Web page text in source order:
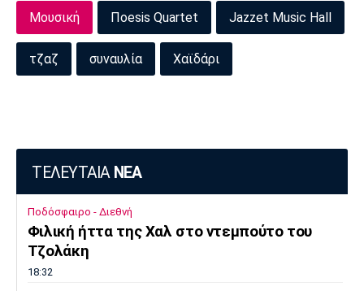
Μουσική Πoesis Quartet Jazzet Music Hall
τζαζ συναυλία Χαϊδάρι
ΤΕΛΕΥΤΑΙΑ ΝΕΑ
Ποδόσφαιρο - Διεθνή
Φιλική ήττα της Χαλ στο ντεμπούτο του
Τζολάκη
18:32